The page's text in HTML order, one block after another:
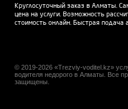
Круглосуточный заказ в Алматы.
цена на услуги. Возможность
стоимость онлайн. Быстрая подача
© 2019-2026 «Trezviy-voditel.kz»
водителя недорого в Алматы. Все
защищены.